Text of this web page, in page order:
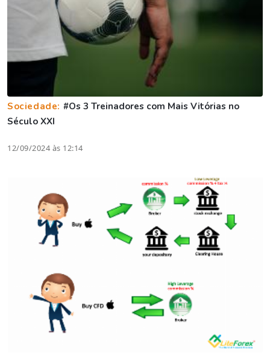
Sociedade: #Os 3 Treinadores com Mais Vitórias no
Século XXI
12/09/2024 às 12:14